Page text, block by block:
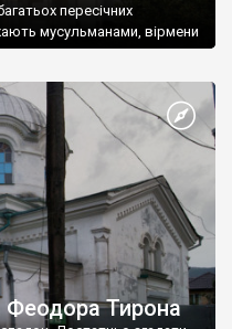
пересічних
мусульманами, вірмени
Феодора Тирона